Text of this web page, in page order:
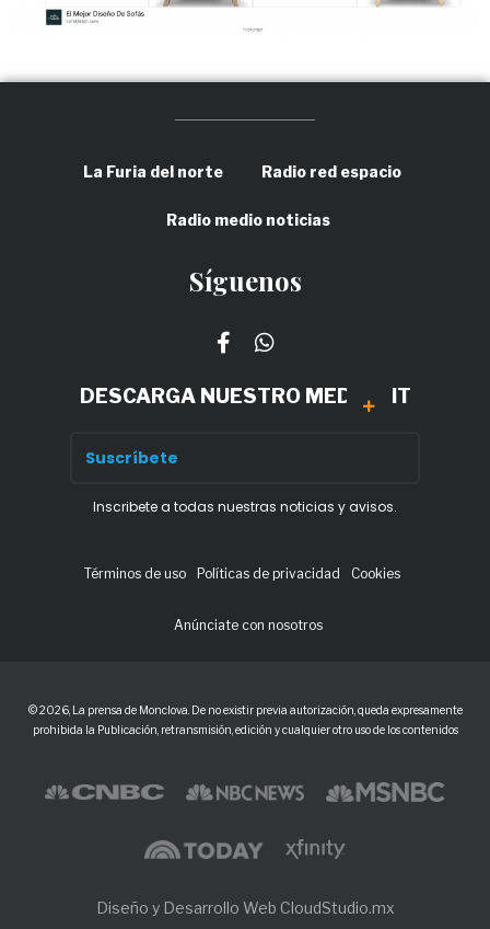
La Furia del norte Radio red espacio
Radio medio noticias
Síguenos
DESCARGA NUESTRO MEDIA KIT
Inscribete a todas nuestras noticias y avisos.
Términos de uso Políticas de privacidad Cookies
Anúnciate con nosotros
© 2026, La prensa de Monclova. De no existir previa autorización, queda expresamente
prohibida la Publicación, retransmisión, edición y cualquier otro uso de los contenidos
Diseño y Desarrollo Web CloudStudio.mx